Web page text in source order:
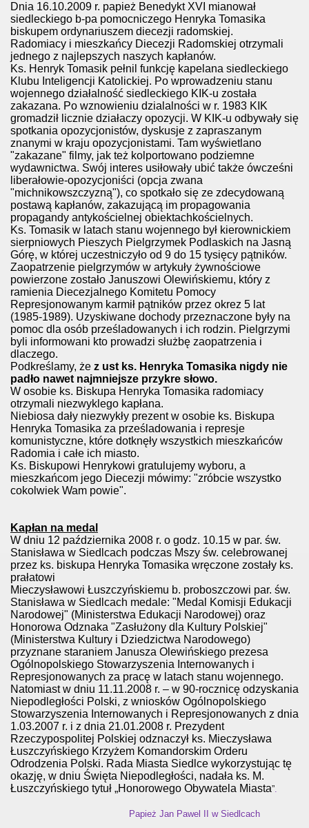
Dnia 16.10.2009 r. papież Benedykt XVI mianował
siedleckiego b-pa pomocniczego Henryka Tomasika
biskupem ordynariuszem diecezji radomskiej.
Radomiacy i mieszkańcy Diecezji Radomskiej otrzymali
jednego z najlepszych naszych kapłanów.
Ks. Henryk Tomasik pełnil funkcję kapelana siedleckiego
Klubu Inteligencji Katolickiej. Po wprowadzeniu stanu
wojennego działalność siedleckiego KIK-u została
zakazana. Po wznowieniu dzialalności w r. 1983 KIK
gromadził licznie działaczy opozycji. W KIK-u odbywały się
spotkania opozycjonistów, dyskusje z zapraszanym
znanymi w kraju opozycjonistami. Tam wyświetlano
"zakazane" filmy, jak też kolportowano podziemne
wydawnictwa. Swój interes usiłowały ubić także ówcześni
liberałowie-opozycjoniści (opcja zwana
"michnikowszczyzną"), co spotkało się ze zdecydowaną
postawą kapłanów, zakazującą im propagowania
propagandy antykościelnej obiektachkościelnych.
Ks. Tomasik w latach stanu wojennego był kierownickiem
sierpniowych Pieszych Pielgrzymek Podlaskich na Jasną
Górę, w której uczestniczyło od 9 do 15 tysięcy pątników.
Zaopatrzenie pielgrzymów w artykuły żywnościowe
powierzone zostało Januszowi Olewińskiemu, który z
ramienia Diecezjalnego Komitetu Pomocy
Represjonowanym karmił pątników przez okrez 5 lat
(1985-1989). Uzyskiwane dochody przeznaczone były na
pomoc dla osób prześladowanych i ich rodzin. Pielgrzymi
byli informowani kto prowadzi służbę zaopatrzenia i
dlaczego.
Podkreślamy, że z ust ks. Henryka Tomasika nigdy nie
padło nawet najmniejsze przykre słowo.
W osobie ks. Biskupa Henryka Tomasika radomiacy
otrzymali niezwyklego kapłana.
Niebiosa dały niezwykły prezent w osobie ks. Biskupa
Henryka Tomasika za prześladowania i represje
komunistyczne, które dotknęły wszystkich mieszkańców
Radomia i całe ich miasto.
Ks. Biskupowi Henrykowi gratulujemy wyboru, a
mieszkańcom jego Diecezji mówimy: "zróbcie wszystko
cokolwiek Wam powie".
Kapłan na medal
W dniu 12 października 2008 r. o godz. 10.15 w par. św.
Stanisława w Siedlcach podczas Mszy św. celebrowanej
przez ks. biskupa Henryka Tomasika wręczone zostały ks.
prałatowi
Mieczysławowi Łuszczyńskiemu b. proboszczowi par. św.
Stanisława w Siedlcach medale: "Medal Komisji Edukacji
Narodowej" (Ministerstwa Edukacji Narodowej) oraz
Honorowa Odznaka "Zasłużony dla Kultury Polskiej"
(Ministerstwa Kultury i Dziedzictwa Narodowego)
przyznane staraniem Janusza Olewińskiego prezesa
Ogólnopolskiego Stowarzyszenia Internowanych i
Represjonowanych za pracę w latach stanu wojennego.
Natomiast w dniu 11.11.2008 r. – w 90-rocznicę odzyskania
Niepodległości Polski, z wniosków Ogólnopolskiego
Stowarzyszenia Internowanych i Represjonowanych z dnia
1.03.2007 r. i z dnia 21.01.2008 r. Prezydent
Rzeczypospolitej Polskiej odznaczył ks. Mieczysława
Łuszczyńskiego Krzyżem Komandorskim Orderu
Odrodzenia Polski. Rada Miasta Siedlce wykorzystując tę
okazję, w dniu Święta Niepodległości, nadała ks. M.
Łuszczyńskiego tytuł „Honorowego Obywatela Miasta”.
Papież Jan Pawel II w Siedlcach